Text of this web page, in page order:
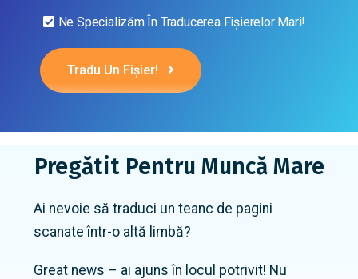
Ne Specializăm În Traducerea Fișierelor Mari!
Tradu Un Fișier!
Pregătit Pentru Muncă Mare
Ai nevoie să traduci un teanc de pagini
scanate într-o altă limbă?
Great news – ai ajuns în locul potrivit! Nu